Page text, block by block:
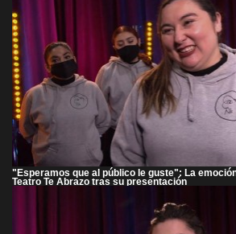
"Esperamos que al público le guste": La
Teatro Te Abrazo tras su presentación